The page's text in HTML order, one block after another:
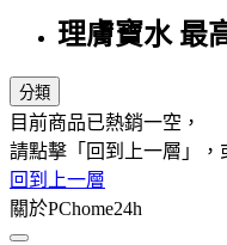
理膚寶水 最
分類
目前商品已熱銷一空，
請點擊「回到上一層」，
回到上一層
關於PChome24h